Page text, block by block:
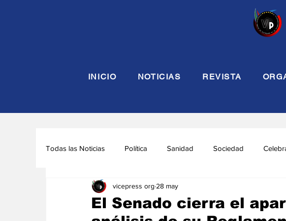
INICIO NOTICIAS REVISTA
Todas las Noticias Política Sanidad Sociedad
Seguridad y Defensa Turismo
El Senado cierra el
vicepress org 28 may